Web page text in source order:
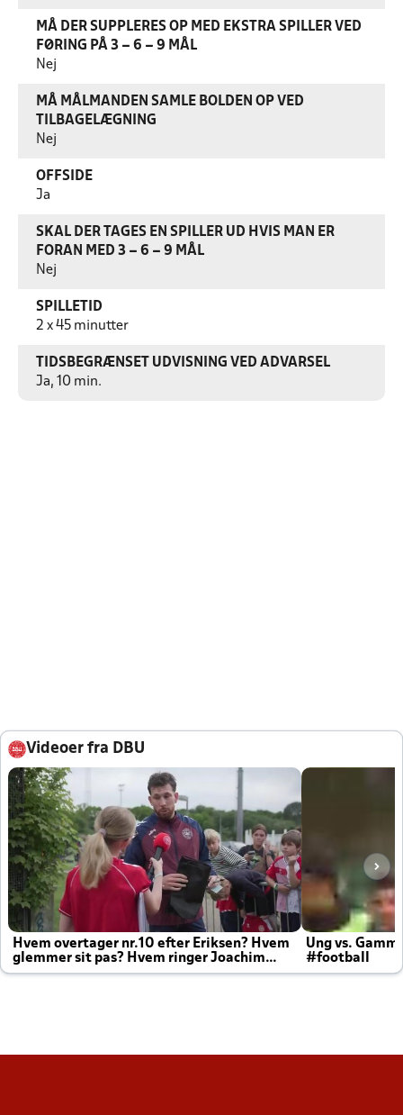
MÅ DER SUPPLERES OP MED EKSTRA SPILLER VED
FØRING PÅ 3 – 6 – 9 MÅL
Nej
MÅ MÅLMANDEN SAMLE BOLDEN OP VED
TILBAGELÆGNING
Nej
OFFSIDE
Ja
SKAL DER TAGES EN SPILLER UD HVIS MAN ER
FORAN MED 3 – 6 – 9 MÅL
Nej
SPILLETID
2 x 45 minutter
TIDSBEGRÆNSET UDVISNING VED ADVARSEL
Ja, 10 min.
Videoer fra DBU
Hvem overtager nr.10 efter Eriksen? Hvem
glemmer sit pas? Hvem ringer Joachim
altid til efter kampe?
Ung vs.
#football